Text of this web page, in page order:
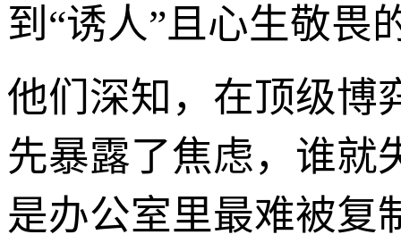
到“诱人”且心生敬畏
他们深知，在顶级博
先暴露了焦虑，谁就
是办公室里最难被复